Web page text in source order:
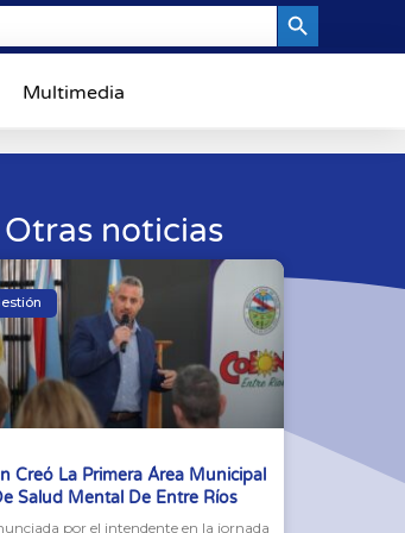
Multimedia
Otras noticias
Creó La Primera Área Municipal
Salud Mental De Entre Ríos
por el intendente en la jornada